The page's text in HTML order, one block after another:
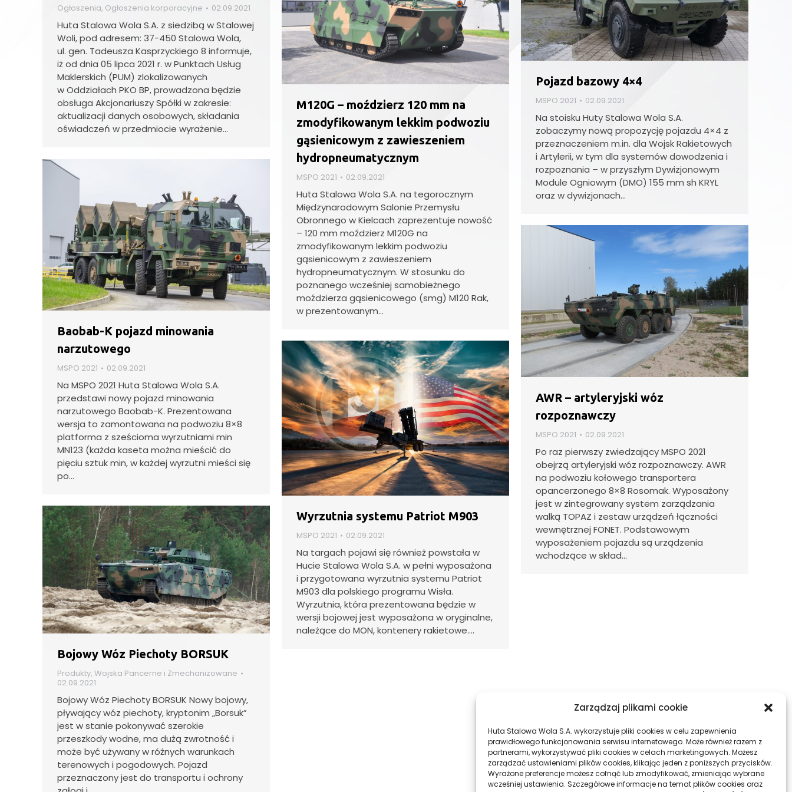
Zarządzaj plikami cookie
Huta Stalowa Wola S.A. wykorzystuje pliki cookies w celu zapewnienia
prawidłowego funkcjonowania serwisu internetowego. Może również razem z
partnerami, wykorzystywać pliki cookies w celach marketingowych. Możesz
zarządzać ustawieniami plików cookies, klikając jeden z poniższych przycisków.
Wyrażone preferencje możesz cofnąć lub zmodyfikować, zmieniając wybrane
wcześniej ustawienia. Szczegółowe informacje na temat plików cookies oraz
Ogłoszenia, Ogłoszenia korporacyjne 02.09.2021
Huta Stalowa Wola S.A. z siedzibą w Stalowej
Woli, pod adresem: 37-450 Stalowa Wola,
ul. gen. Tadeusza Kasprzyckiego 8 informuje,
iż od dnia 05 lipca 2021 r. w Punktach Usług
Maklerskich (PUM) zlokalizowanych
w Oddziałach PKO BP, prowadzona będzie
obsługa Akcjonariuszy Spółki w zakresie:
aktualizacji danych osobowych, składania
oświadczeń w przedmiocie wyrażenie…
M120G – moździerz 120 mm na
zmodyfikowanym lekkim podwoziu
gąsienicowym z zawieszeniem
hydropneumatycznym
MSPO 2021 02.09.2021
Huta Stalowa Wola S.A. na tegorocznym
Międzynarodowym Salonie Przemysłu
Obronnego w Kielcach zaprezentuje nowość
– 120 mm moździerz M120G na
zmodyfikowanym lekkim podwoziu
gąsienicowym z zawieszeniem
hydropneumatycznym. W stosunku do
poznanego wcześniej samobieżnego
moździerza gąsienicowego (smg) M120 Rak,
w prezentowanym…
Pojazd bazowy 4×4
MSPO 2021 02.09.2021
Na stoisku Huty Stalowa Wola S.A.
zobaczymy nową propozycję pojazdu 4×4 z
przeznaczeniem m.in. dla Wojsk Rakietowych
i Artylerii, w tym dla systemów dowodzenia i
rozpoznania – w przyszłym Dywizjonowym
Module Ogniowym (DMO) 155 mm sh KRYL
oraz w dywizjonach…
Baobab-K pojazd minowania
narzutowego
MSPO 2021 02.09.2021
Na MSPO 2021 Huta Stalowa Wola S.A.
przedstawi nowy pojazd minowania
narzutowego Baobab-K. Prezentowana
wersja to zamontowana na podwoziu 8×8
platforma z sześcioma wyrzutniami min
MN123 (każda kaseta można mieścić do
pięciu sztuk min, w każdej wyrzutni mieści się
po…
AWR – artyleryjski wóz
rozpoznawczy
MSPO 2021 02.09.2021
Po raz pierwszy zwiedzający MSPO 2021
obejrzą artyleryjski wóz rozpoznawczy. AWR
na podwoziu kołowego transportera
opancerzonego 8×8 Rosomak. Wyposażony
jest w zintegrowany system zarządzania
walką TOPAZ i zestaw urządzeń łączności
wewnętrznej FONET. Podstawowym
wyposażeniem pojazdu są urządzenia
wchodzące w skład…
Wyrzutnia systemu Patriot M903
MSPO 2021 02.09.2021
Na targach pojawi się również powstała w
Hucie Stalowa Wola S.A. w pełni wyposażona
i przygotowana wyrzutnia systemu Patriot
M903 dla polskiego programu Wisła.
Wyrzutnia, która prezentowana będzie w
wersji bojowej jest wyposażona w oryginalne,
należące do MON, kontenery rakietowe.…
Bojowy Wóz Piechoty BORSUK
Produkty, Wojska Pancerne i Zmechanizowane
02.09.2021
Bojowy Wóz Piechoty BORSUK Nowy bojowy,
pływający wóz piechoty, kryptonim „Borsuk”
jest w stanie pokonywać szerokie
przeszkody wodne, ma dużą zwrotność i
może być używany w różnych warunkach
terenowych i pogodowych. Pojazd
przeznaczony jest do transportu i ochrony